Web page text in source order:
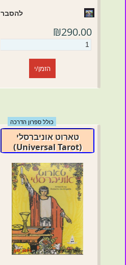
להסבר
₪290.00
הזמן/י
כולל ספרון הדרכה
טארוט אוניברסלי
(Universal Tarot)